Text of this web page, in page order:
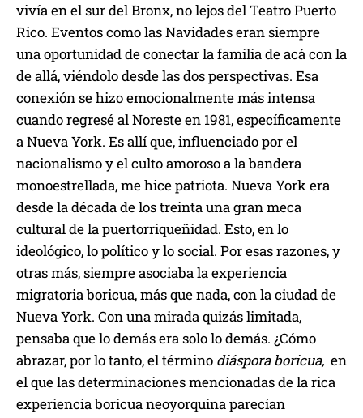
vivía en el sur del Bronx, no lejos del Teatro Puerto
Rico. Eventos como las Navidades eran siempre
una oportunidad de conectar la familia de acá con la
de allá, viéndolo desde las dos perspectivas. Esa
conexión se hizo emocionalmente más intensa
cuando regresé al Noreste en 1981, específicamente
a Nueva York. Es allí que, influenciado por el
nacionalismo y el culto amoroso a la bandera
monoestrellada, me hice patriota. Nueva York era
desde la década de los treinta una gran meca
cultural de la puertorriqueñidad. Esto, en lo
ideológico, lo político y lo social. Por esas razones, y
otras más, siempre asociaba la experiencia
migratoria boricua, más que nada, con la ciudad de
Nueva York. Con una mirada quizás limitada,
pensaba que lo demás era solo lo demás. ¿Cómo
abrazar, por lo tanto, el término diáspora boricua, en
el que las determinaciones mencionadas de la rica
experiencia boricua neoyorquina parecían